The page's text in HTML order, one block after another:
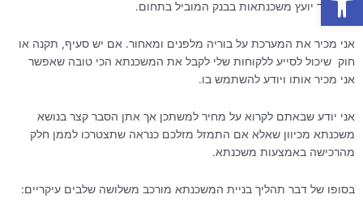
בתפקיד יועץ משכנתאות בבנק המוביל בתחום.
אני מכיר את המערכת על בוריה מלפנים ומאחור. אם יש סעיף, תקנה או
חוק שיכול לסייע ללקוחות שלי לקבל את המשכנתא הכי טובה שאפשר
אני מכיר אותו ויודע להשתמש בו.
אני יודע שבאתם לקרוא על מחיר למשתכן אך אתן הסבר קצר בנושא
משכנתא מכיוון שאלא אם התמזל מזלכם כנראה שתצטרכו לממן חלק
מהרכישה באמצעות משכנתא.
בסופו של דבר תהליך בניית המשכנתא מורכב משלושה שלבים עיקריים: